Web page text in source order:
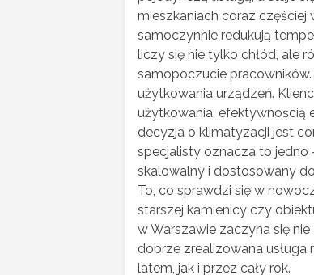
mieszkaniach coraz częściej
samoczynnie redukują
liczy się nie tylko chłód, ale
samopoczucie
użytkowania urządzeń.
użytkowania, efektywnością
decyzja o klimatyzacji jest
specjalisty oznacza to
skalowalny i dostosowany
To, co sprawdzi się w
starszej kamienicy czy
w Warszawie zaczyna się
dobrze zrealizowana
latem, jak i przez cały rok.